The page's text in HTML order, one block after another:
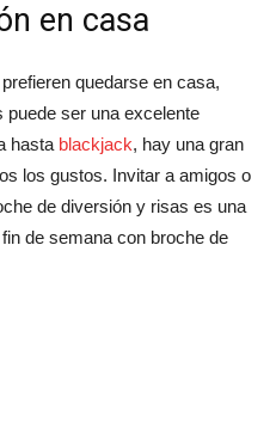
en casa
quedarse en casa,
puede ser una excelente
hasta blackjack, hay una gran
los gustos. Invitar a amigos o
de diversión y risas es una
de semana con broche de